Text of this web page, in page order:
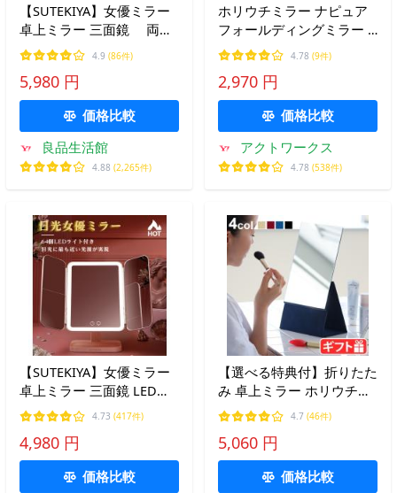
【SUTEKIYA】女優ミラー
卓上ミラー 三面鏡 両サ
イドにもLEDライト三色調
光 無段階明るさ調節 タッ
チボタン 折りたたみ 記憶
機能 一年保証
4.9 (86件)
5,980 円
価格比較
良品生活館
4.88 (2,265件)
ホリウチミラー ナピュア
フォールディングミラー L
HORIUCHI MIRROR 日本
製 卓上 折立ミラー 持ち運
び メイク メイクアップ か
がみ ミラー 角度調整 角型
4.78 (9件)
2,970 円
価格比較
アクトワークス
4.78 (538件)
【SUTEKIYA】女優ミラー
卓上ミラー 三面鏡 LEDラ
イト付き 化粧鏡 三色調光
無段階明るさ調節 タッチ
ボタン 折りたたみ 記憶機
能 一年保証
4.73 (417件)
4,980 円
価格比較
【選べる特典付】折りたた
み 卓上ミラー ホリウチミ
ラー 2Way フォールディン
グミラー HORIUCHI
MIRROR Folding 2 Way
Mirror 高さ 調節 化粧鏡 ナ
ピュアミラー
4.7 (46件)
5,060 円
価格比較